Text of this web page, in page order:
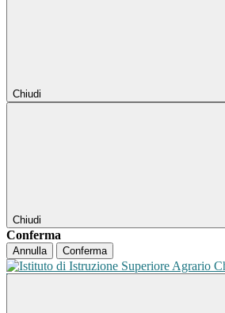
Chiudi
Chiudi
Conferma
Annulla Conferma